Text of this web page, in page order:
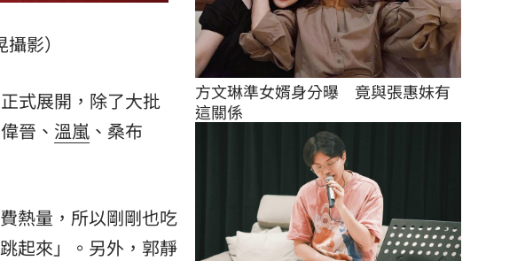
影）
式展開，除了大批
晉、 溫嵐 、桑布
熱量，所以剛剛也吃
起來」。另外，郭靜
方文琳準女婿身分曝　竟與張惠妹有
這關係